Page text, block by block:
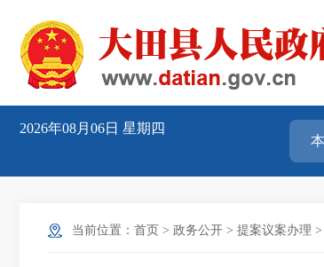
2026年08月06日 星期四
当前位置： 首页 > 政务公开 > 提案议案办理 >